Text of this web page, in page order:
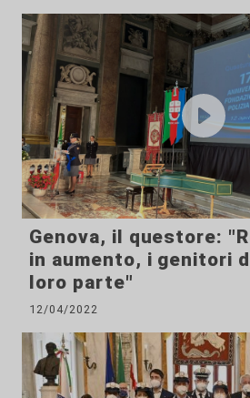
Genova, il questore:
in aumento, i genitori
loro parte"
12/04/2022